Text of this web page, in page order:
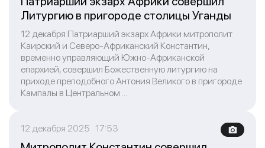
Литургию в пригороде столицы Уганды
12 декабря Патриарший экзарх Африки митрополит
Каирский и Северо-Африканский Константин,
временно управляющий Южно-Африканской
епархией, совершил Божественную литургию на
приходе преподобного Антония Великого в пригороде
Кампалы в Центральном ...
12 декабря 2025 17:53